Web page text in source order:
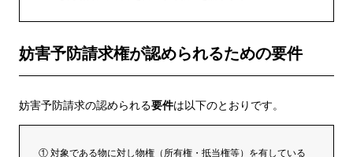
妨害予防請求権が認められるための要件
妨害予防請求の認められる要件は以下のとおりです。
① 対象である物に対し物権（所有権・抵当権等）を有している